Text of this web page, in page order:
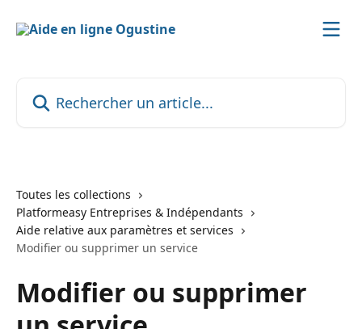
Toutes les collections
Platformeasy Entreprises & Indépendants
Aide relative aux paramètres et services
Modifier ou supprimer un service
Modifier ou supprimer